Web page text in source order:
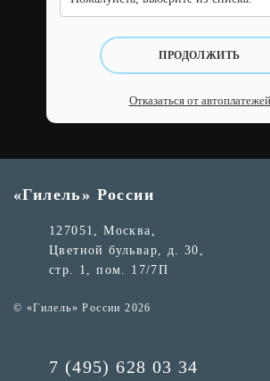
ПРОДОЛЖИТЬ
Отказаться от автоплатежей
«Гилель» России
127051, Москва,
Цветной бульвар, д. 30,
стр. 1, пом. 17/7П
© «Гилель» России 2026
7 (495) 628 03 34